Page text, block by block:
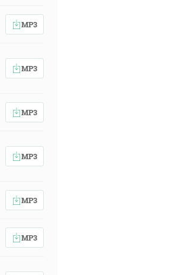
MP3
MP3
MP3
MP3
MP3
MP3